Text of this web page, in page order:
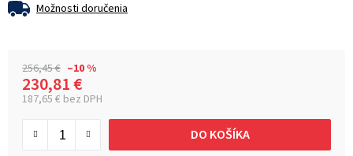
Možnosti doručenia
256,45 € –10 %
230,81 €
187,65 € bez DPH
DO KOŠÍKA